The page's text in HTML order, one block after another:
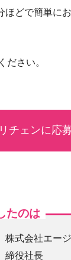
ほどで簡単に
ださい。
チェンに応
たのは
株式会社エー
締役社長